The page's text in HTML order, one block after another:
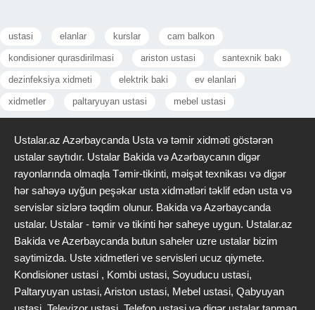
ustasi elanlar kurslar cam balkon
kondisioner qurasdirilmasi ariston ustasi santexnik bakı
dezinfeksiya xidmeti elektrik baki ev elanlari
xidmetler paltaryuyan ustasi mebel ustasi
Ustalar.az Azərbaycanda Usta və təmir xidməti göstərən
ustalar saytıdır. Ustalar Bakida və Azərbaycanın digər
rayonlarında olmaqla Təmir-tikinti, məişət texnikası və digər
hər sahəyə uyğun peşəkar usta xidmətləri təklif edən usta və
servislər sizlərə təqdim olunur. Bakida və Azərbaycanda
ustalar. Ustalar - təmir və tikinti hər saheye uygun. Ustalar.az
Bakida ve Azerbaycanda butun saheler uzre ustalar bizim
saytimizda. Uste xidmetleri ve servisleri ucuz qiymete.
Kondisioner ustasi , Kombi ustasi, Soyuducu ustasi,
Paltaryuyan ustasi, Ariston ustasi, Mebel ustasi, Qabyuyan